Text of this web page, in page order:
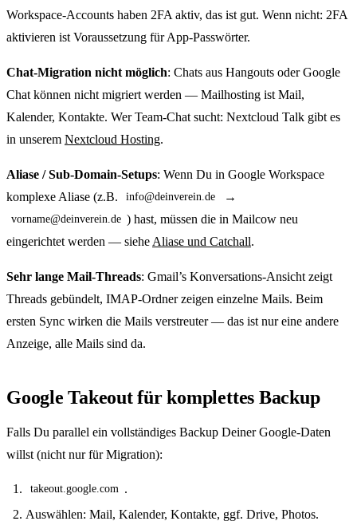
Workspace-Accounts haben 2FA aktiv, das ist gut. Wenn nicht: 2FA
aktivieren ist Voraussetzung für App-Passwörter.
Chat-Migration nicht möglich: Chats aus Hangouts oder Google
Chat können nicht migriert werden — Mailhosting ist Mail,
Kalender, Kontakte. Wer Team-Chat sucht: Nextcloud Talk gibt es
in unserem Nextcloud Hosting.
Aliase / Sub-Domain-Setups: Wenn Du in Google Workspace
komplexe Aliase (z.B.
info@deinverein.de →
vorname@deinverein.de ) hast, müssen die in Mailcow neu
eingerichtet werden — siehe Aliase und Catchall.
Sehr lange Mail-Threads: Gmail’s Konversations-Ansicht zeigt
Threads gebündelt, IMAP-Ordner zeigen einzelne Mails. Beim
ersten Sync wirken die Mails verstreuter — das ist nur eine andere
Anzeige, alle Mails sind da.
Google Takeout für komplettes Backup
Falls Du parallel ein vollständiges Backup Deiner Google-Daten
willst (nicht nur für Migration):
takeout.google.com .
Auswählen: Mail, Kalender, Kontakte, ggf. Drive, Photos.